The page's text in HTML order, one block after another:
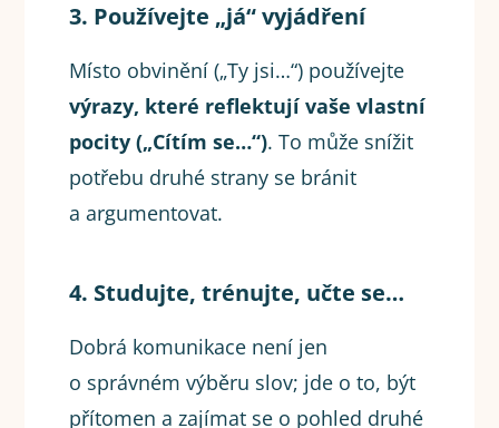
3. Používejte „já“ vyjádření
Místo obvinění („Ty jsi…“) používejte
výrazy, které reflektují vaše vlastní
pocity („Cítím se…“). To může snížit
potřebu druhé strany se bránit
a argumentovat.
4. Studujte, trénujte, učte se…
Dobrá komunikace není jen
o správném výběru slov; jde o to, být
přítomen a zajímat se o pohled druhé